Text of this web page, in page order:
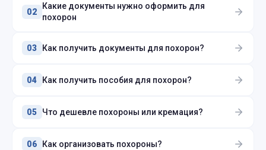
02
Какие документы нужно оформить для
похорон
03 Как получить документы для похорон?
04 Как получить пособия для похорон?
05 Что дешевле похороны или кремация?
06 Как организовать похороны?